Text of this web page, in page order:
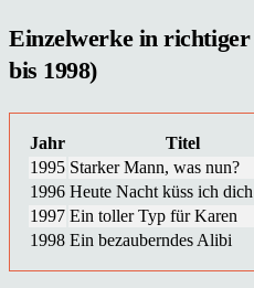
Einzelwerke in richtiger
bis 1998)
Jahr Titel
1995 Starker Mann, was nun?
1996 Heute Nacht küss ich
1997 Ein toller Typ für Karen
1998 Ein bezauberndes Alibi